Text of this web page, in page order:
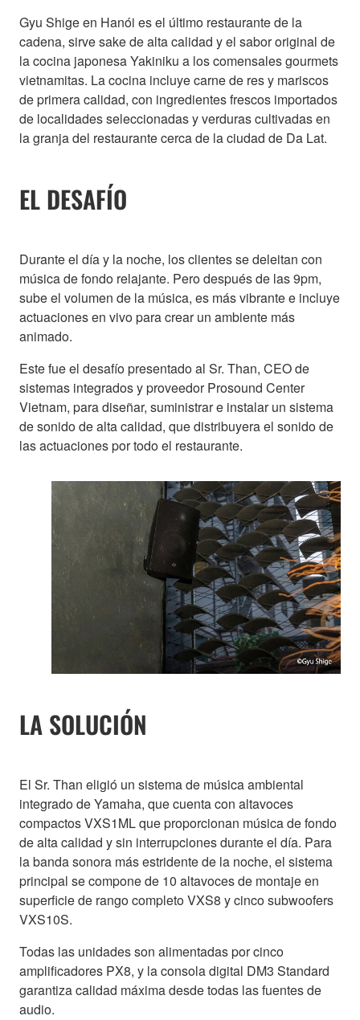
Gyu Shige en Hanói es el último restaurante de la
cadena, sirve sake de alta calidad y el sabor original de
la cocina japonesa Yakiniku a los comensales gourmets
vietnamitas. La cocina incluye carne de res y mariscos
de primera calidad, con ingredientes frescos importados
de localidades seleccionadas y verduras cultivadas en
la granja del restaurante cerca de la ciudad de Da Lat.
EL DESAFÍO
Durante el día y la noche, los clientes se deleitan con
música de fondo relajante. Pero después de las 9pm,
sube el volumen de la música, es más vibrante e incluye
actuaciones en vivo para crear un ambiente más
animado.
Este fue el desafío presentado al Sr. Than, CEO de
sistemas integrados y proveedor Prosound Center
Vietnam, para diseñar, suministrar e instalar un sistema
de sonido de alta calidad, que distribuyera el sonido de
las actuaciones por todo el restaurante.
LA SOLUCIÓN
El Sr. Than eligió un sistema de música ambiental
integrado de Yamaha, que cuenta con altavoces
compactos VXS1ML que proporcionan música de fondo
de alta calidad y sin interrupciones durante el día. Para
la banda sonora más estridente de la noche, el sistema
principal se compone de 10 altavoces de montaje en
superficie de rango completo VXS8 y cinco subwoofers
VXS10S.
Todas las unidades son alimentadas por cinco
amplificadores PX8, y la consola digital DM3 Standard
garantiza calidad máxima desde todas las fuentes de
audio.